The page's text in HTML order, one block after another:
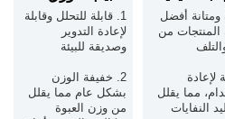
ومتانة أفضل
المنتجات من
لإعادة
مما يقلل
النفايات
1. قابلة للتحلل وقابلة
لإعادة التدوير
وصديقة للبيئة
2. خفيفة الوزن
بشكل عام مما يقلل
من وزن العبوة